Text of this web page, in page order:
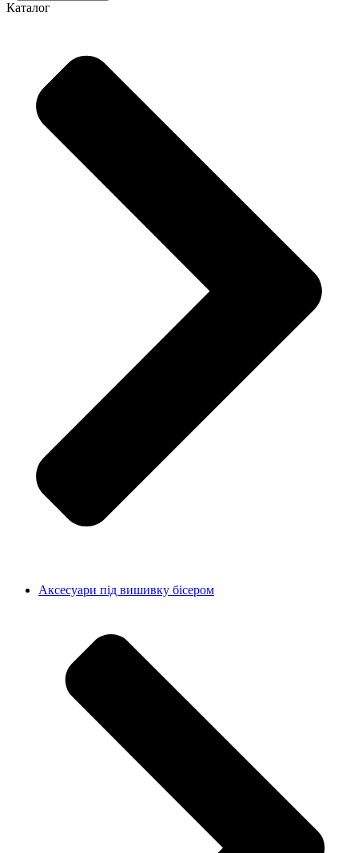
Каталог
Аксесуари під вишивку бісером